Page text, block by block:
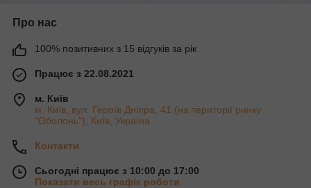
Про нас
100% позитивних з 15 відгуків за рік
Працює з 22.08.2021
м. Київ
м. Київ, вул. Героїв Дніпра, 41 (на території ринку
"Оболонь"), Київ, Україна
Контакти
Сьогодні працює з 10:00 до 17:00
Показати весь графік роботи